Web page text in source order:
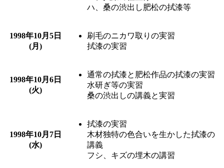
ハ、桑の渋出し肥松の拭漆等
1998年10月5日
(月)
刷毛のニカワ取りの実習
拭漆の実習
1998年10月6日
(火)
通常の拭漆と肥松作品の拭漆の実習
水研ぎ等の実習
桑の渋出しの講義と実習
1998年10月7日
(水)
拭漆の実習
木材独特の色合いを生かした拭漆の
講義
フシ、キズの埋木の講習